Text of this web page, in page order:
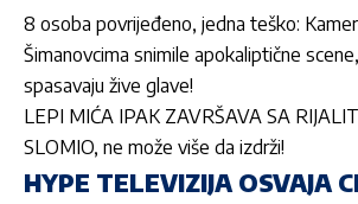
8 osoba povrijeđeno, jedna teško:
Šimanovcima snimile apokaliptične
spasavaju žive glave!
LEPI MIĆA IPAK ZAVRŠAVA SA
SLOMIO, ne može više da izdrži!
HYPE TELEVIZIJA OSVAJA